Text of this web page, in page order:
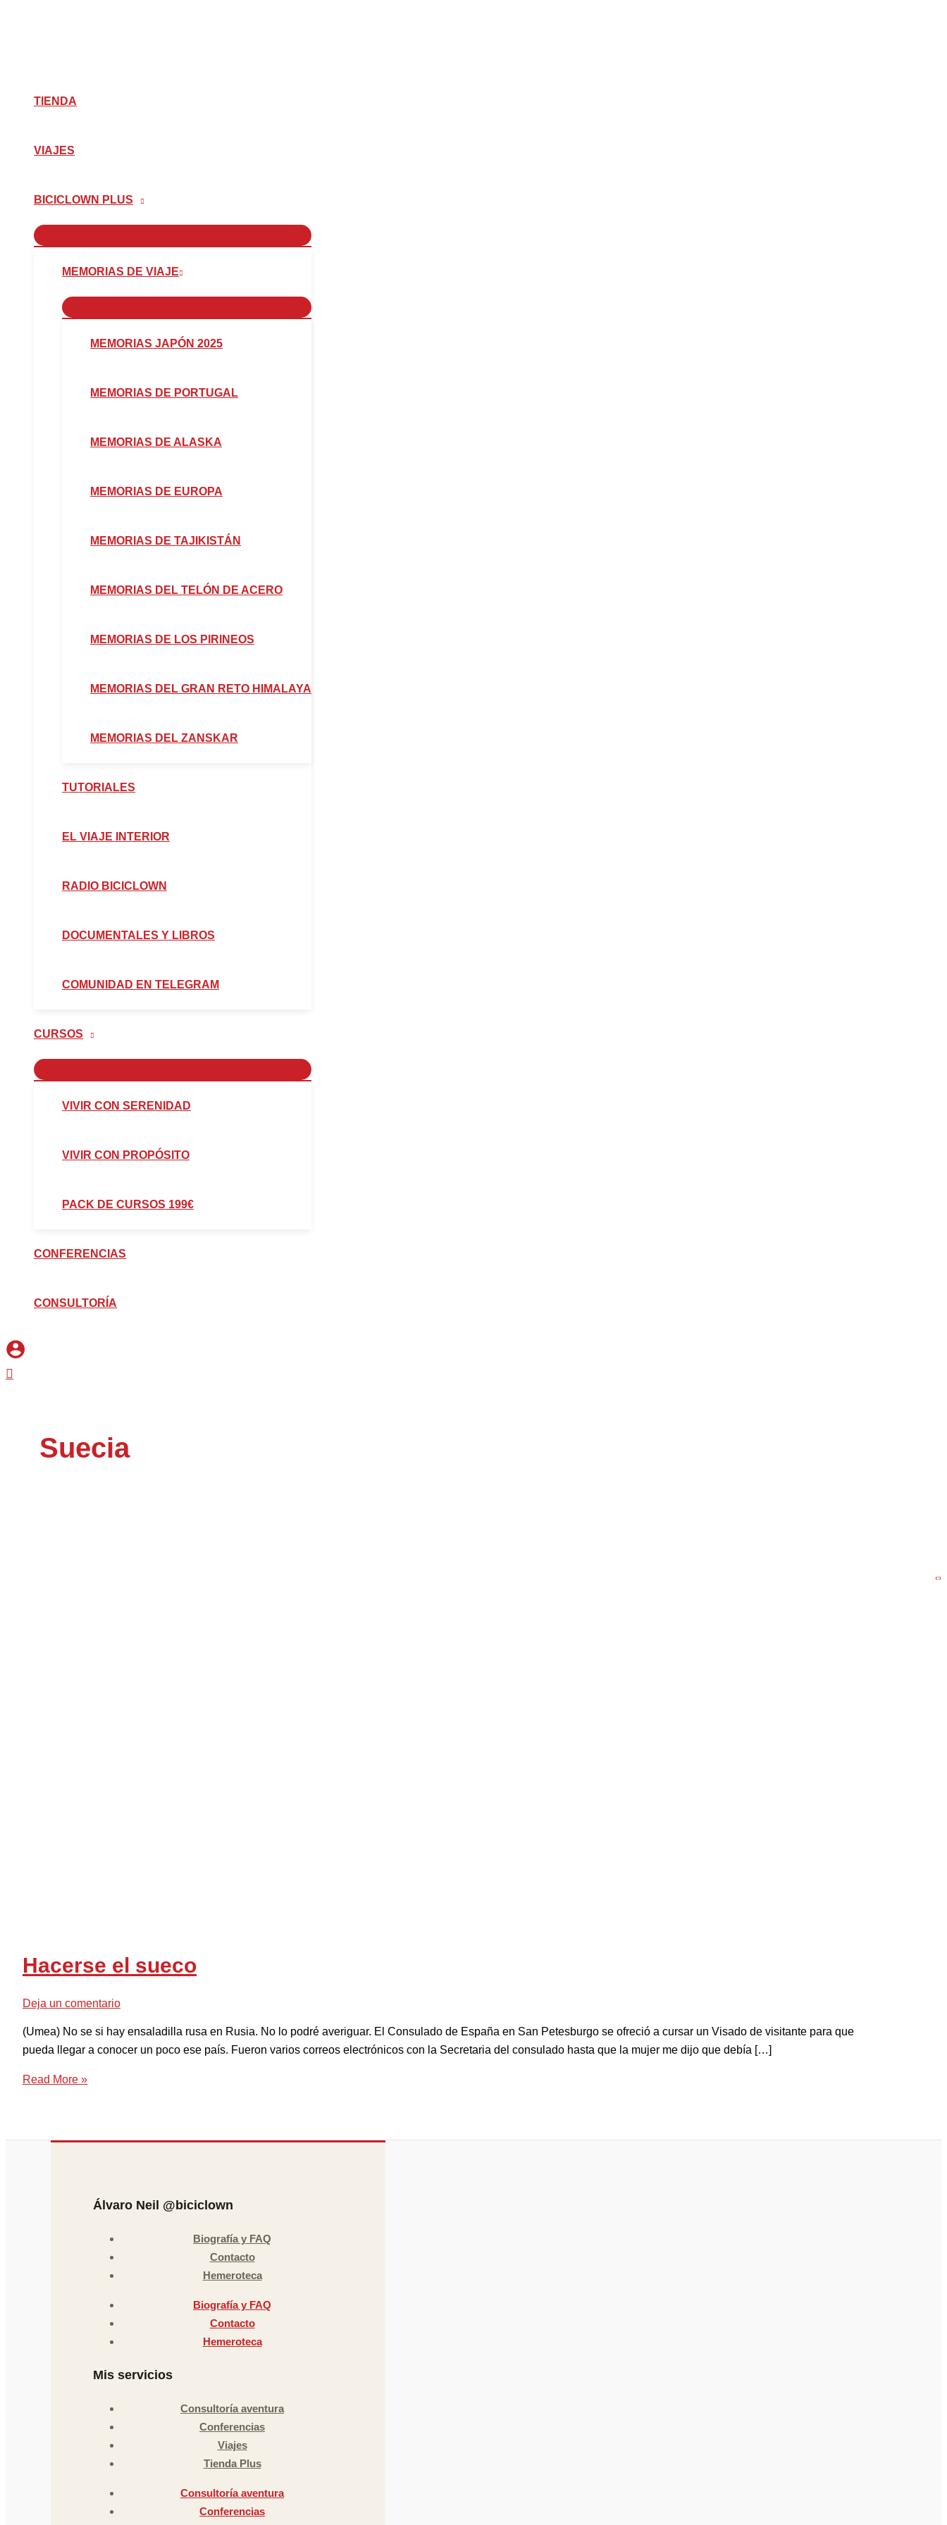
TIENDA
VIAJES
BICICLOWN PLUS
MEMORIAS DE VIAJE
MEMORIAS JAPÓN 2025
MEMORIAS DE PORTUGAL
MEMORIAS DE ALASKA
MEMORIAS DE EUROPA
MEMORIAS DE TAJIKISTÁN
MEMORIAS DEL TELÓN DE ACERO
MEMORIAS DE LOS PIRINEOS
MEMORIAS DEL GRAN RETO HIMALAYA
MEMORIAS DEL ZANSKAR
TUTORIALES
EL VIAJE INTERIOR
RADIO BICICLOWN
DOCUMENTALES Y LIBROS
COMUNIDAD EN TELEGRAM
CURSOS
VIVIR CON SERENIDAD
VIVIR CON PROPÓSITO
PACK DE CURSOS 199€
CONFERENCIAS
CONSULTORÍA
Buscar
Suecia
Hacerse el sueco
Deja un comentario
(Umea) No se si hay ensaladilla rusa en Rusia. No lo podré averiguar. El Consulado de España en San Petesburgo se ofreció a cursar un Visado de visitante para que
pueda llegar a conocer un poco ese país. Fueron varios correos electrónicos con la Secretaria del consulado hasta que la mujer me dijo que debía […]
Read More »
Álvaro Neil @biciclown
Biografía y FAQ
Contacto
Hemeroteca
Biografía y FAQ
Contacto
Hemeroteca
Mis servicios
Consultoría aventura
Conferencias
Viajes
Tienda Plus
Consultoría aventura
Conferencias